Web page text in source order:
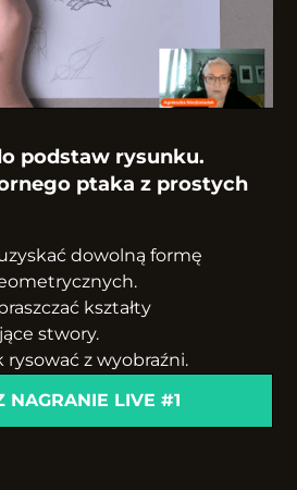
podstaw rysunku.
ptaka z prostych
dowolną formę
kształty
stwory.
rysować z wyobraźni.
NAGRANIE LIVE #1